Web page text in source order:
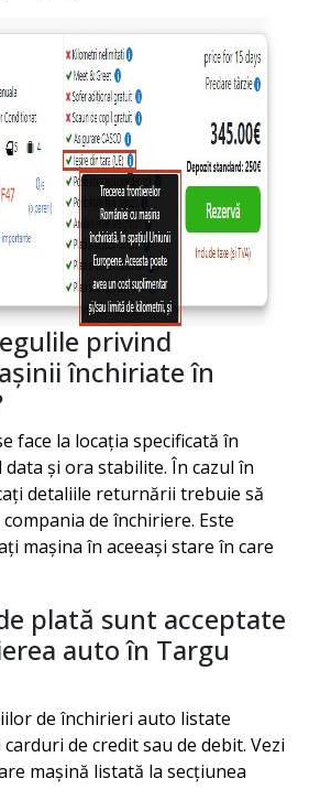
privind
închiriate în
face la locația specificată în
și ora stabilite. În cazul în
detaliile returnării trebuie să
de închiriere. Este
mașina în aceeași stare în care
plată sunt acceptate
auto în Targu
de închirieri auto listate
de credit sau de debit. Vezi
mașină listată la secțiunea